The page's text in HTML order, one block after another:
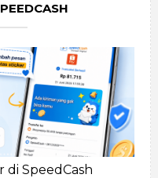
di SpeedCash